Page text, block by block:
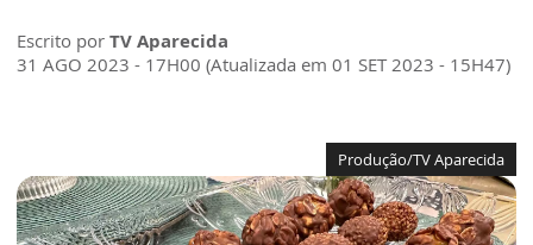
Escrito por TV Aparecida
31 AGO 2023 - 17H00 (Atualizada em 01 SET 2023 - 15H47)
Produção/TV Aparecida